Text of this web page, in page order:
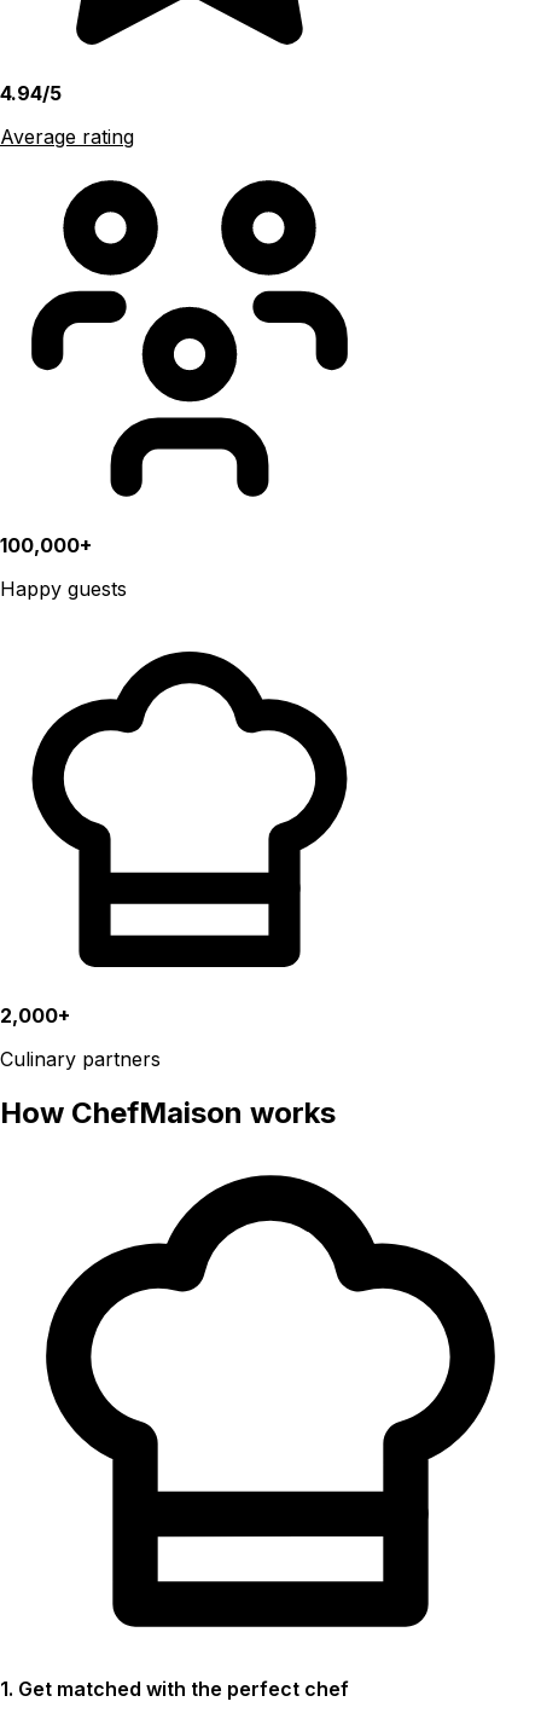
4.94/5
Average rating
100,000+
Happy guests
2,000+
Culinary partners
How ChefMaison works
1. Get matched with the perfect chef